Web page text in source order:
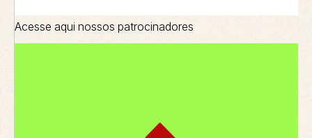
Acesse aqui nossos patrocinadores